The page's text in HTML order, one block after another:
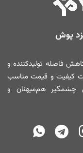
پوش
فاصله تولیدکننده و
شد و به جهت کیفیت و قیمت مناسب
چشمگیر هم‌میهنان و